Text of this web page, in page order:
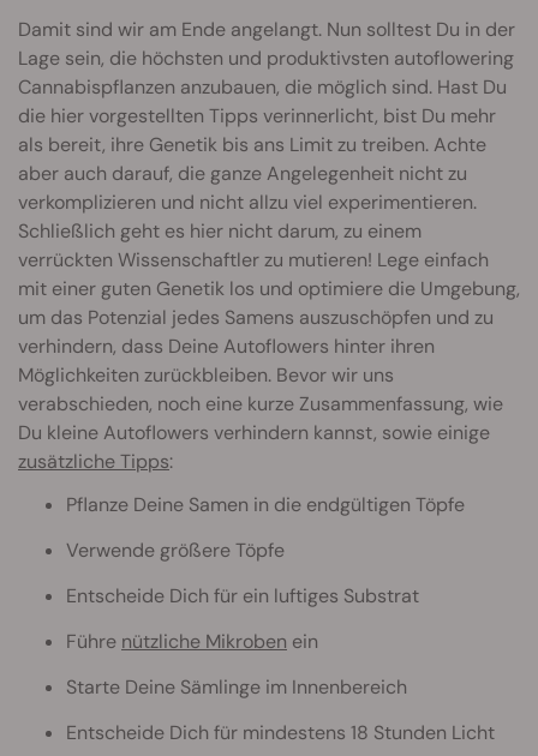
Damit sind wir am Ende angelangt. Nun solltest Du in der
Lage sein, die höchsten und produktivsten autoflowering
Cannabispflanzen anzubauen, die möglich sind. Hast Du
die hier vorgestellten Tipps verinnerlicht, bist Du mehr
als bereit, ihre Genetik bis ans Limit zu treiben. Achte
aber auch darauf, die ganze Angelegenheit nicht zu
verkomplizieren und nicht allzu viel experimentieren.
Schließlich geht es hier nicht darum, zu einem
verrückten Wissenschaftler zu mutieren! Lege einfach
mit einer guten Genetik los und optimiere die Umgebung,
um das Potenzial jedes Samens auszuschöpfen und zu
verhindern, dass Deine Autoflowers hinter ihren
Möglichkeiten zurückbleiben. Bevor wir uns
verabschieden, noch eine kurze Zusammenfassung, wie
Du kleine Autoflowers verhindern kannst, sowie einige
zusätzliche Tipps:
Pflanze Deine Samen in die endgültigen Töpfe
Verwende größere Töpfe
Entscheide Dich für ein luftiges Substrat
Führe nützliche Mikroben ein
Starte Deine Sämlinge im Innenbereich
Entscheide Dich für mindestens 18 Stunden Licht